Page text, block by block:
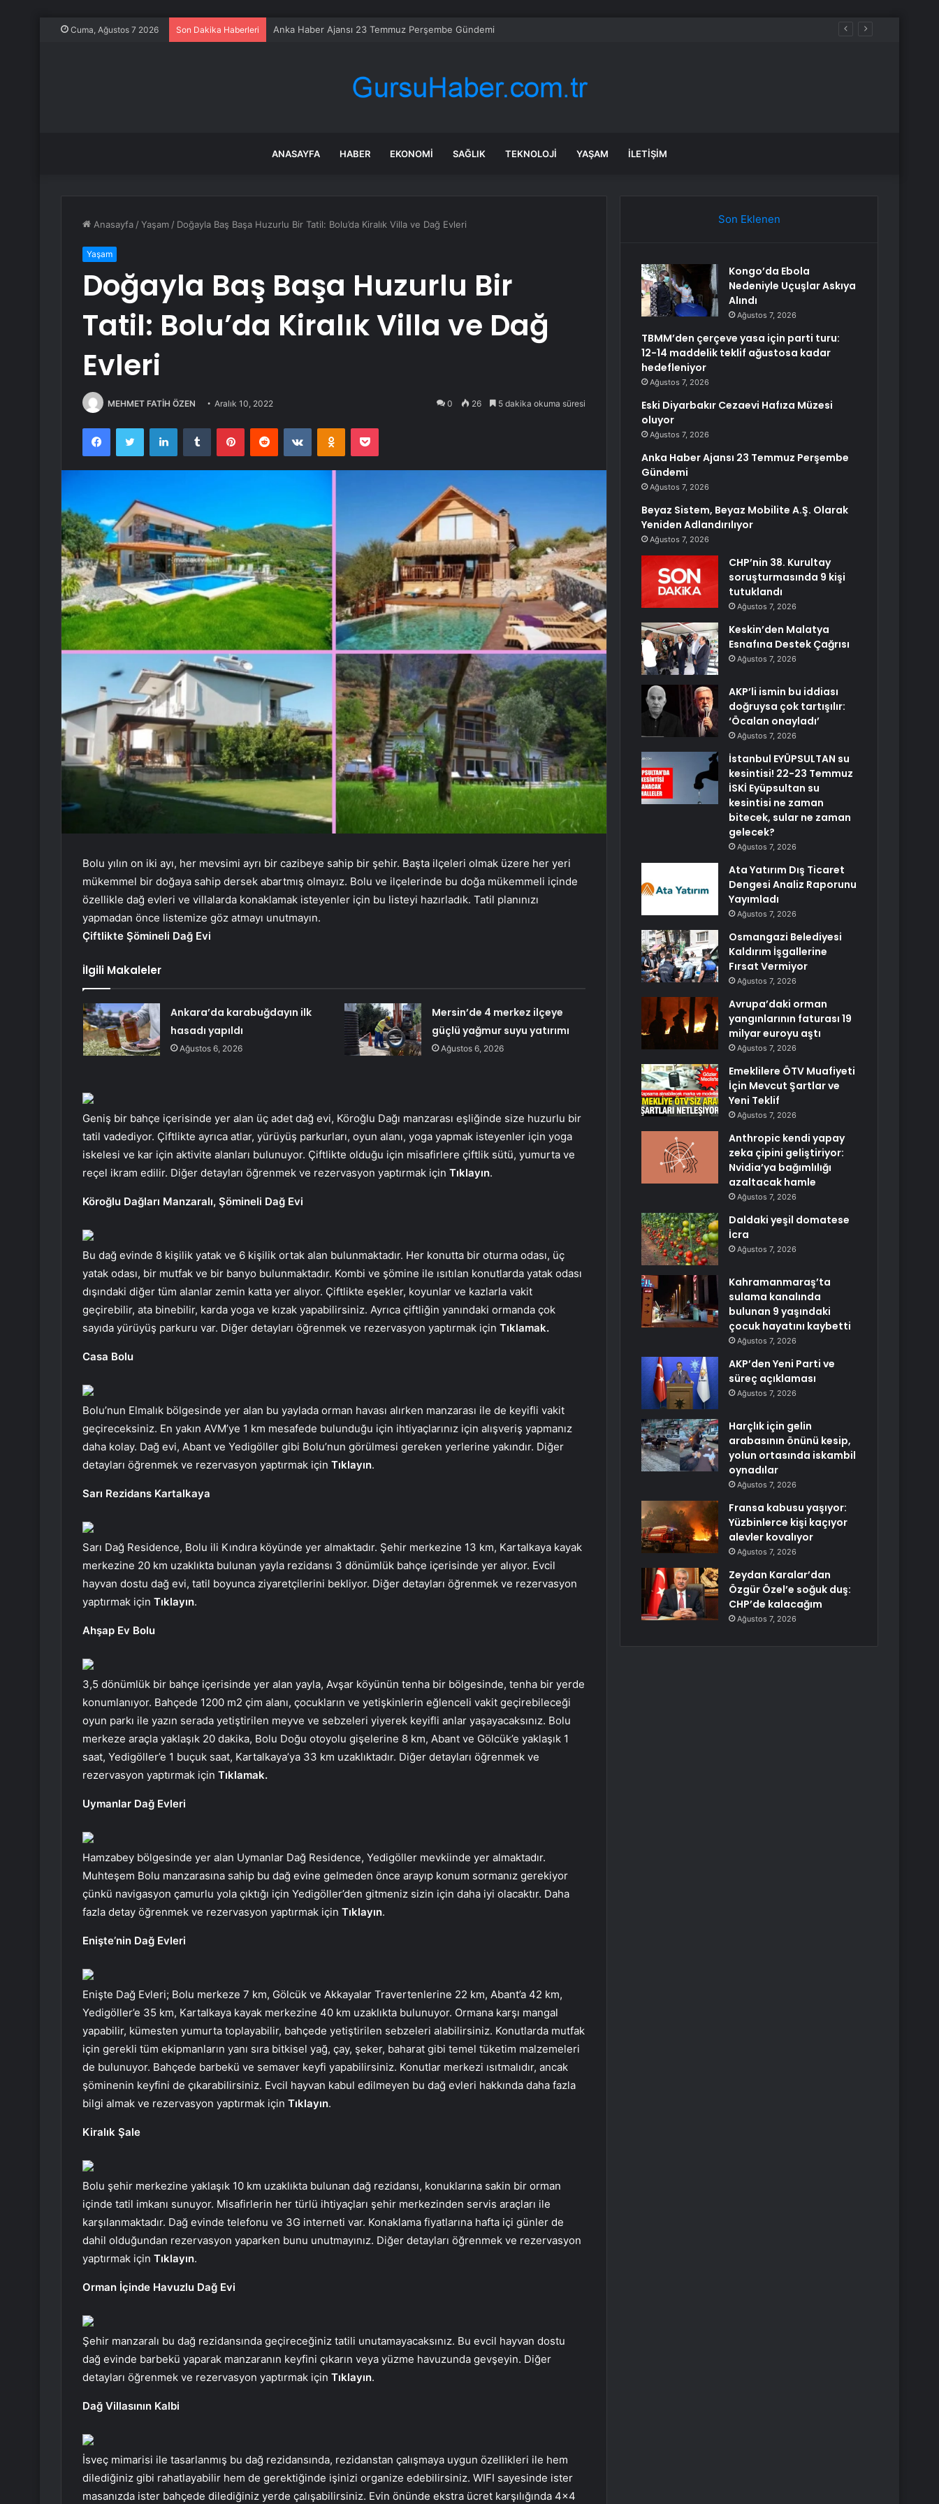
Cuma, Ağustos 7 2026 Son Dakika Haberleri Anka Haber Ajansı 23 Temmuz Perşembe Gündemi
ANASAYFA HABER EKONOMI SAĞLIK TEKNOLOJI YAŞAM İLETIŞIM
Anasayfa /Yaşam / Doğayla Baş Başa Huzurlu Bir Tatil: Bolu’da Kiralık Villa ve Dağ Evleri
Yaşam
Doğayla Baş Başa Huzurlu Bir
Tatil: Bolu’da Kiralık Villa ve Dağ
Evleri
MEHMET FATİH ÖZEN Aralık 10, 2022 0 26 5 dakika okuma süresi
FacebookTwitter LinkedInTumblr PinterestReddit VKontakteOdnoklassniki
Pocket
Bolu yılın on iki ayı, her mevsimi ayrı bir cazibeye sahip bir şehir. Başta ilçeleri olmak üzere her yeri
mükemmel bir doğaya sahip dersek abartmış olmayız. Bolu ve ilçelerinde bu doğa mükemmeli içinde
özellikle dağ evleri ve villalarda konaklamak isteyenler için bu listeyi hazırladık. Tatil planınızı
yapmadan önce listemize göz atmayı unutmayın.
Çiftlikte Şömineli Dağ Evi
İlgili Makaleler
Ankara’da karabuğdayın ilk
hasadı yapıldı
Ağustos 6, 2026
Mersin’de 4 merkez ilçeye
güçlü yağmur suyu yatırımı
Ağustos 6, 2026
Geniş bir bahçe içerisinde yer alan üç adet dağ evi, Köroğlu Dağı manzarası eşliğinde size huzurlu bir
tatil vadediyor. Çiftlikte ayrıca atlar, yürüyüş parkurları, oyun alanı, yoga yapmak isteyenler için yoga
iskelesi ve kar için aktivite alanları bulunuyor. Çiftlikte olduğu için misafirlere çiftlik sütü, yumurta ve
reçel ikram edilir. Diğer detayları öğrenmek ve rezervasyon yaptırmak için Tıklayın.
Köroğlu Dağları Manzaralı, Şömineli Dağ Evi
Bu dağ evinde 8 kişilik yatak ve 6 kişilik ortak alan bulunmaktadır. Her konutta bir oturma odası, üç
yatak odası, bir mutfak ve bir banyo bulunmaktadır. Kombi ve şömine ile ısıtılan konutlarda yatak odası
dışındaki diğer tüm alanlar zemin katta yer alıyor. Çiftlikte eşekler, koyunlar ve kazlarla vakit
geçirebilir, ata binebilir, karda yoga ve kızak yapabilirsiniz. Ayrıca çiftliğin yanındaki ormanda çok
sayıda yürüyüş parkuru var. Diğer detayları öğrenmek ve rezervasyon yaptırmak için Tıklamak.
Casa Bolu
Bolu’nun Elmalık bölgesinde yer alan bu yaylada orman havası alırken manzarası ile de keyifli vakit
geçireceksiniz. En yakın AVM’ye 1 km mesafede bulunduğu için ihtiyaçlarınız için alışveriş yapmanız
daha kolay. Dağ evi, Abant ve Yedigöller gibi Bolu’nun görülmesi gereken yerlerine yakındır. Diğer
detayları öğrenmek ve rezervasyon yaptırmak için Tıklayın.
Sarı Rezidans Kartalkaya
Sarı Dağ Residence, Bolu ili Kındıra köyünde yer almaktadır. Şehir merkezine 13 km, Kartalkaya kayak
merkezine 20 km uzaklıkta bulunan yayla rezidansı 3 dönümlük bahçe içerisinde yer alıyor. Evcil
hayvan dostu dağ evi, tatil boyunca ziyaretçilerini bekliyor. Diğer detayları öğrenmek ve rezervasyon
yaptırmak için Tıklayın.
Ahşap Ev Bolu
3,5 dönümlük bir bahçe içerisinde yer alan yayla, Avşar köyünün tenha bir bölgesinde, tenha bir yerde
konumlanıyor. Bahçede 1200 m2 çim alanı, çocukların ve yetişkinlerin eğlenceli vakit geçirebileceği
oyun parkı ile yazın serada yetiştirilen meyve ve sebzeleri yiyerek keyifli anlar yaşayacaksınız. Bolu
merkeze araçla yaklaşık 20 dakika, Bolu Doğu otoyolu gişelerine 8 km, Abant ve Gölcük’e yaklaşık 1
saat, Yedigöller’e 1 buçuk saat, Kartalkaya’ya 33 km uzaklıktadır. Diğer detayları öğrenmek ve
rezervasyon yaptırmak için Tıklamak.
Uymanlar Dağ Evleri
Hamzabey bölgesinde yer alan Uymanlar Dağ Residence, Yedigöller mevkiinde yer almaktadır.
Muhteşem Bolu manzarasına sahip bu dağ evine gelmeden önce arayıp konum sormanız gerekiyor
çünkü navigasyon çamurlu yola çıktığı için Yedigöller’den gitmeniz sizin için daha iyi olacaktır. Daha
fazla detay öğrenmek ve rezervasyon yaptırmak için Tıklayın.
Enişte’nin Dağ Evleri
Enişte Dağ Evleri; Bolu merkeze 7 km, Gölcük ve Akkayalar Travertenlerine 22 km, Abant’a 42 km,
Yedigöller’e 35 km, Kartalkaya kayak merkezine 40 km uzaklıkta bulunuyor. Ormana karşı mangal
yapabilir, kümesten yumurta toplayabilir, bahçede yetiştirilen sebzeleri alabilirsiniz. Konutlarda mutfak
için gerekli tüm ekipmanların yanı sıra bitkisel yağ, çay, şeker, baharat gibi temel tüketim malzemeleri
de bulunuyor. Bahçede barbekü ve semaver keyfi yapabilirsiniz. Konutlar merkezi ısıtmalıdır, ancak
şöminenin keyfini de çıkarabilirsiniz. Evcil hayvan kabul edilmeyen bu dağ evleri hakkında daha fazla
bilgi almak ve rezervasyon yaptırmak için Tıklayın.
Kiralık Şale
Bolu şehir merkezine yaklaşık 10 km uzaklıkta bulunan dağ rezidansı, konuklarına sakin bir orman
içinde tatil imkanı sunuyor. Misafirlerin her türlü ihtiyaçları şehir merkezinden servis araçları ile
karşılanmaktadır. Dağ evinde telefonu ve 3G interneti var. Konaklama fiyatlarına hafta içi günler de
dahil olduğundan rezervasyon yaparken bunu unutmayınız. Diğer detayları öğrenmek ve rezervasyon
yaptırmak için Tıklayın.
Orman İçinde Havuzlu Dağ Evi
Şehir manzaralı bu dağ rezidansında geçireceğiniz tatili unutamayacaksınız. Bu evcil hayvan dostu
dağ evinde barbekü yaparak manzaranın keyfini çıkarın veya yüzme havuzunda gevşeyin. Diğer
detayları öğrenmek ve rezervasyon yaptırmak için Tıklayın.
Dağ Villasının Kalbi
İsveç mimarisi ile tasarlanmış bu dağ rezidansında, rezidanstan çalışmaya uygun özellikleri ile hem
dilediğiniz gibi rahatlayabilir hem de gerektiğinde işinizi organize edebilirsiniz. WIFI sayesinde ister
masanızda ister bahçede dilediğiniz yerde çalışabilirsiniz. Evin önünde ekstra ücret karşılığında 4×4
Son Eklenen
Kongo’da Ebola
Nedeniyle Uçuşlar Askıya
Alındı
Ağustos 7, 2026
TBMM’den çerçeve yasa için parti turu:
12-14 maddelik teklif ağustosa kadar
hedefleniyor
Ağustos 7, 2026
Eski Diyarbakır Cezaevi Hafıza Müzesi
oluyor
Ağustos 7, 2026
Anka Haber Ajansı 23 Temmuz Perşembe
Gündemi
Ağustos 7, 2026
Beyaz Sistem, Beyaz Mobilite A.Ş. Olarak
Yeniden Adlandırılıyor
Ağustos 7, 2026
CHP’nin 38. Kurultay
soruşturmasında 9 kişi
tutuklandı
Ağustos 7, 2026
Keskin’den Malatya
Esnafına Destek Çağrısı
Ağustos 7, 2026
AKP’li ismin bu iddiası
doğruysa çok tartışılır:
‘Öcalan onayladı’
Ağustos 7, 2026
İstanbul EYÜPSULTAN su
kesintisi! 22-23 Temmuz
İSKİ Eyüpsultan su
kesintisi ne zaman
bitecek, sular ne zaman
gelecek?
Ağustos 7, 2026
Ata Yatırım Dış Ticaret
Dengesi Analiz Raporunu
Yayımladı
Ağustos 7, 2026
Osmangazi Belediyesi
Kaldırım İşgallerine
Fırsat Vermiyor
Ağustos 7, 2026
Avrupa’daki orman
yangınlarının faturası 19
milyar euroyu aştı
Ağustos 7, 2026
Emeklilere ÖTV Muafiyeti
İçin Mevcut Şartlar ve
Yeni Teklif
Ağustos 7, 2026
Anthropic kendi yapay
zeka çipini geliştiriyor:
Nvidia’ya bağımlılığı
azaltacak hamle
Ağustos 7, 2026
Daldaki yeşil domatese
İcra
Ağustos 7, 2026
Kahramanmaraş’ta
sulama kanalında
bulunan 9 yaşındaki
çocuk hayatını kaybetti
Ağustos 7, 2026
AKP’den Yeni Parti ve
süreç açıklaması
Ağustos 7, 2026
Harçlık için gelin
arabasının önünü kesip,
yolun ortasında iskambil
oynadılar
Ağustos 7, 2026
Fransa kabusu yaşıyor:
Yüzbinlerce kişi kaçıyor
alevler kovalıyor
Ağustos 7, 2026
Zeydan Karalar’dan
Özgür Özel’e soğuk duş:
CHP’de kalacağım
Ağustos 7, 2026